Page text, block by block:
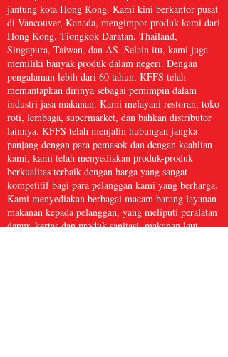
jantung kota Hong Kong. Kami kini berkantor pusat
di Vancouver, Kanada, mengimpor produk kami dari
Hong Kong, Tiongkok Daratan, Thailand,
Singapura, Taiwan, dan AS. Selain itu, kami juga
memiliki banyak produk dalam negeri. Dengan
pengalaman lebih dari 60 tahun, KFFS telah
memantapkan dirinya sebagai pemimpin dalam
industri jasa makanan. Kami melayani restoran, toko
roti, lembaga, supermarket, dan bahkan distributor
lainnya. KFFS telah menjalin hubungan jangka
panjang dengan para pemasok dan dengan keahlian
kami, kami telah menyediakan produk-produk
berkualitas terbaik dengan harga yang sangat
kompetitif bagi para pelanggan kami yang berharga.
Kami menyediakan berbagai macam barang layanan
makanan kepada pelanggan, yang meliputi peralatan
dapur, kertas dan produk sanitasi, makanan laut